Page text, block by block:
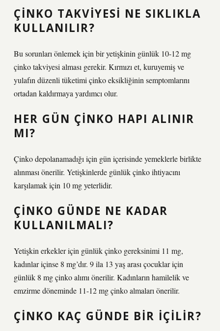
ÇINKO TAKVIYESI NE SIKLIKLA
KULLANILIR?
Bu sorunları önlemek için bir yetişkinin günlük 10-12 mg
çinko takviyesi alması gerekir. Kırmızı et, kuruyemiş ve
yulafın düzenli tüketimi çinko eksikliğinin semptomlarını
ortadan kaldırmaya yardımcı olur.
HER GÜN ÇINKO HAPI ALINIR
MI?
Çinko depolanamadığı için gün içerisinde yemeklerle birlikte
alınması önerilir. Yetişkinlerde günlük çinko ihtiyacını
karşılamak için 10 mg yeterlidir.
ÇINKO GÜNDE NE KADAR
KULLANILMALI?
Yetişkin erkekler için günlük çinko gereksinimi 11 mg,
kadınlar içinse 8 mg’dır. 9 ila 13 yaş arası çocuklar için
günlük 8 mg çinko alımı önerilir. Kadınların hamilelik ve
emzirme döneminde 11-12 mg çinko almaları önerilir.
ÇINKO KAÇ GÜNDE BIR IÇILIR?